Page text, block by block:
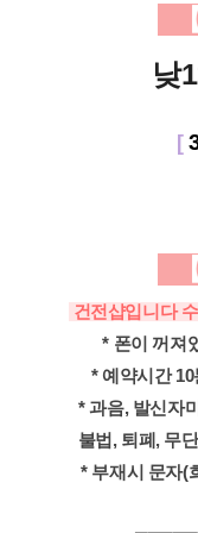
【
낮
[
【
건전샵입니다
* 폰이 꺼져
* 예약시간
* 과음, 발신자
불법, 퇴폐, 무
* 부재시 문자(